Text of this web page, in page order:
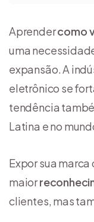
Aprendercomo
uma
expansão. A
eletrônico se
tendência
Latina e no
Expor sua
maior
clientes, mas